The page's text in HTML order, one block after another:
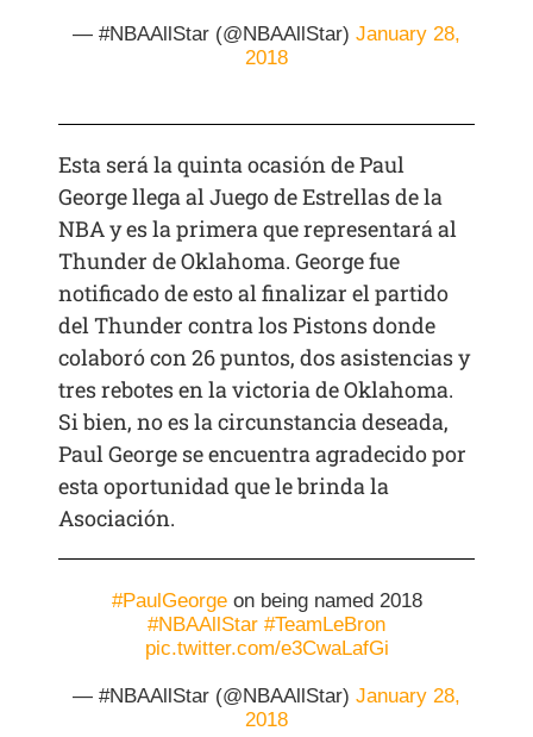
— #NBAAllStar (@NBAAllStar) January 28,
2018
Esta será la quinta ocasión de Paul
George llega al Juego de Estrellas de la
NBA y es la primera que representará al
Thunder de Oklahoma. George fue
notificado de esto al finalizar el partido
del Thunder contra los Pistons donde
colaboró con 26 puntos, dos asistencias y
tres rebotes en la victoria de Oklahoma.
Si bien, no es la circunstancia deseada,
Paul George se encuentra agradecido por
esta oportunidad que le brinda la
Asociación.
#PaulGeorgeon being named 2018
#NBAAllStar #TeamLeBron
pic.twitter.com/e3CwaLafGi
— #NBAAllStar (@NBAAllStar) January 28,
2018